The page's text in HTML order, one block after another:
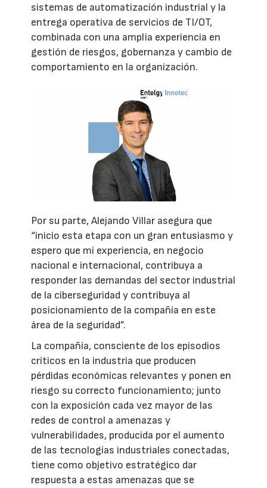
sistemas de automatización industrial y la
entrega operativa de servicios de TI/OT,
combinada con una amplia experiencia en
gestión de riesgos, gobernanza y cambio de
comportamiento en la organización.
Por su parte, Alejando Villar asegura que
“inicio esta etapa con un gran entusiasmo y
espero que mi experiencia, en negocio
nacional e internacional, contribuya a
responder las demandas del sector industrial
de la ciberseguridad y contribuya al
posicionamiento de la compañía en este
área de la seguridad”.
La compañía, consciente de los episodios
críticos en la industria que producen
pérdidas económicas relevantes y ponen en
riesgo su correcto funcionamiento; junto
con la exposición cada vez mayor de las
redes de control a amenazas y
vulnerabilidades, producida por el aumento
de las tecnologías industriales conectadas,
tiene como objetivo estratégico dar
respuesta a estas amenazas que se